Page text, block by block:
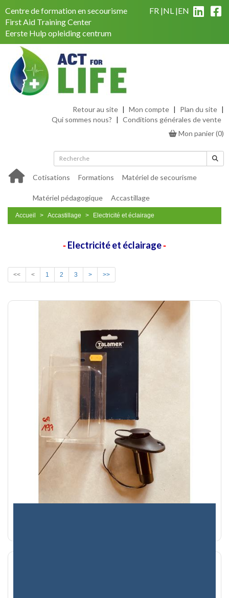
Centre de formation en secourisme
First Aid Training Center
Eerste Hulp opleiding centrum
FR NL EN
Retour au site | Mon compte | Plan du site |
Qui sommes nous? | Conditions générales de vente
Mon panier(0)
Cotisations Formations Matériel de secourisme
Matériel pédagogique Accastillage
Accueil Accastillage Electricité et éclairage
- Electricité et éclairage-
<< < 1 2 3 > >>